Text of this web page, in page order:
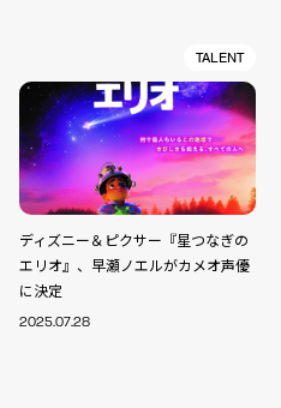
TALENT
ディズニー＆ピクサー『星つなぎの
エリオ』、早瀬ノエルがカメオ声優
に決定
2025.07.28